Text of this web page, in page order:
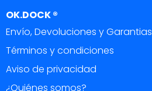
OK.DOCK ®
Envío, Devoluciones y Garantias
Términos y condiciones
Aviso de privacidad
¿Quiénes somos?